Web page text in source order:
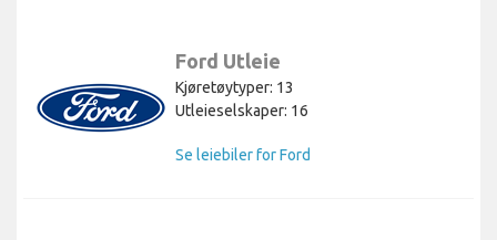
Ford Utleie
Kjøretøytyper: 13
Utleieselskaper: 16
Se leiebiler for Ford